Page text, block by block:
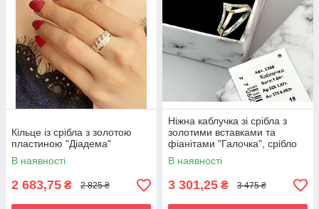
Кільце із срібла з золотою
пластиною "Діадема"
В наявності
2 683,75 ₴ 2 825 ₴
Ніжна каблучка зі срібла з
золотими вставками та
фіанітами "Галочка", срібло
925 / золото 375
В наявності
3 301,25 ₴ 3 475 ₴